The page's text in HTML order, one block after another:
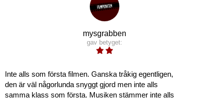
mysgrabben
gav betyget:
Inte alls som första filmen. Ganska tråkig egentligen,
den är väl någorlunda snyggt gjord men inte alls
samma klass som första. Musiken stämmer inte alls